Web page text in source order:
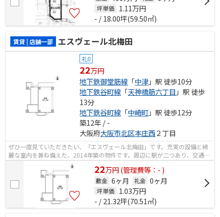
坪単価 1.11万円
- / 18.00坪(59.50㎡)
賃貸 | 店舗一部 エスヴェール北梅田
礼0
22万円
地下鉄御堂筋線 「中津」駅 徒歩10分
地下鉄谷町線 「天神橋筋六丁目 」駅 徒歩
13分
地下鉄谷町線 「中崎町」駅 徒歩12分
築12年 / -
大阪府大阪市北区本庄西２丁目
ぜひ一度見ていただきたい、「エスヴェール北梅田」です。充実の設備と綺
麗な室内を兼ね備えた、2014年築の物件です。周辺に駅が二つあり、交通の
利便性が高いです。こちらはエレベー...
22万円(管理費等：- )
敷金 6ヶ月 礼金 0ヶ月
坪単価 1.03万円
- / 21.32坪(70.51㎡)